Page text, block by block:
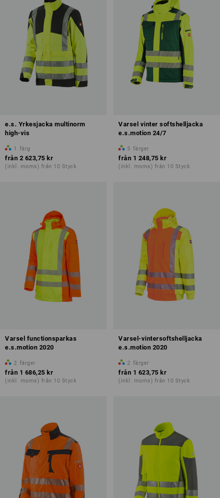
e.s. Yrkesjacka multinorm
high-vis
1 färg
från 2 623,75 kr
(inkl. moms) från 10 Styck
Varsel vinter softshelljacka
e.s.motion 24/7
5 färger
från 1 248,75 kr
(inkl. moms) från 10 Styck
Varsel functionsparkas
e.s.motion 2020
2 färger
från 1 686,25 kr
(inkl. moms) från 10 Styck
Varsel-vintersoftshelljacka
e.s.motion 2020
2 färger
från 1 623,75 kr
(inkl. moms) från 10 Styck